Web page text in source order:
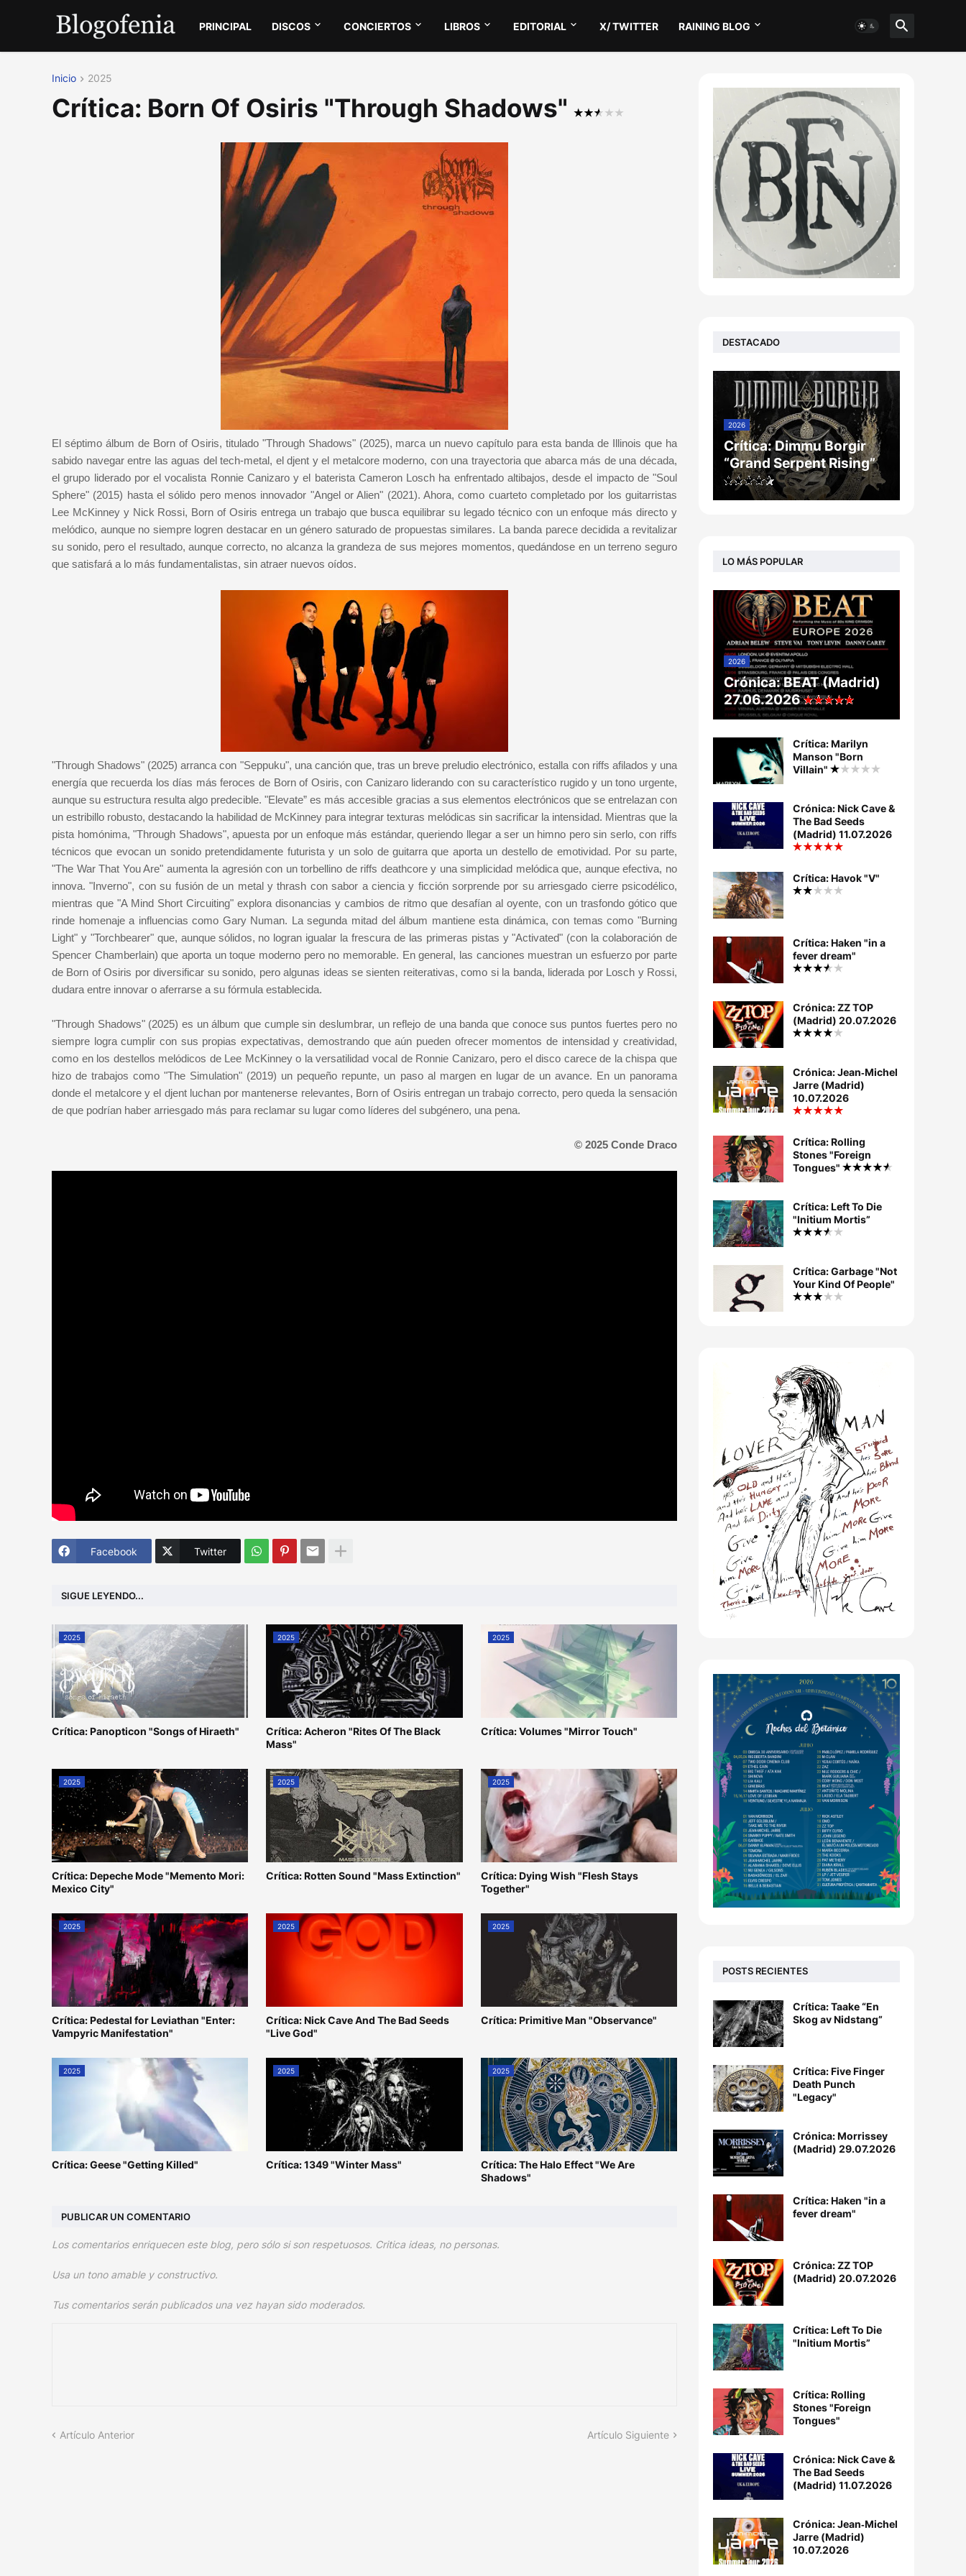
PRINCIPAL DISCOS CONCIERTOS LIBROS EDITORIAL X/ TWITTER RAINING BLOG
Inicio 2025
Crítica: Born Of Osiris "Through Shadows"
El séptimo álbum de Born of Osiris, titulado "Through Shadows" (2025), marca un nuevo capítulo para esta banda de Illinois que ha
sabido navegar entre las aguas del tech-metal, el djent y el metalcore moderno, con una trayectoria que abarca más de una década,
el grupo liderado por el vocalista Ronnie Canizaro y el baterista Cameron Losch ha enfrentado altibajos, desde el impacto de "Soul
Sphere" (2015) hasta el sólido pero menos innovador "Angel or Alien" (2021). Ahora, como cuarteto completado por los guitarristas
Lee McKinney y Nick Rossi, Born of Osiris entrega un trabajo que busca equilibrar su legado técnico con un enfoque más directo y
melódico, aunque no siempre logren destacar en un género saturado de propuestas similares. La banda parece decidida a revitalizar
su sonido, pero el resultado, aunque correcto, no alcanza la grandeza de sus mejores momentos, quedándose en un terreno seguro
que satisfará a lo más fundamentalistas, sin atraer nuevos oídos.
"Through Shadows" (2025) arranca con "Seppuku", una canción que, tras un breve preludio electrónico, estalla con riffs afilados y una
energía que recuerda los días más feroces de Born of Osiris, con Canizaro liderando con su característico rugido y un tono urgente,
aunque su estructura resulta algo predecible. "Elevate” es más accesible gracias a sus elementos electrónicos que se entrelazan con
un estribillo robusto, destacando la habilidad de McKinney para integrar texturas melódicas sin sacrificar la intensidad. Mientras que la
pista homónima, "Through Shadows", apuesta por un enfoque más estándar, queriendo llegar a ser un himno pero sin serlo, con riffs
técnicos que evocan un sonido pretendidamente futurista y un solo de guitarra que aporta un destello de emotividad. Por su parte,
"The War That You Are" aumenta la agresión con un torbellino de riffs deathcore y una simplicidad melódica que, aunque efectiva, no
innova. "Inverno", con su fusión de un metal y thrash con sabor a ciencia y ficción sorprende por su arriesgado cierre psicodélico,
mientras que "A Mind Short Circuiting" explora disonancias y cambios de ritmo que desafían al oyente, con un trasfondo gótico que
rinde homenaje a influencias como Gary Numan. La segunda mitad del álbum mantiene esta dinámica, con temas como "Burning
Light" y "Torchbearer" que, aunque sólidos, no logran igualar la frescura de las primeras pistas y "Activated" (con la colaboración de
Spencer Chamberlain) que aporta un toque moderno pero no memorable. En general, las canciones muestran un esfuerzo por parte
de Born of Osiris por diversificar su sonido, pero algunas ideas se sienten reiterativas, como si la banda, liderada por Losch y Rossi,
dudara entre innovar o aferrarse a su fórmula establecida.
"Through Shadows" (2025) es un álbum que cumple sin deslumbrar, un reflejo de una banda que conoce sus puntos fuertes pero no
siempre logra cumplir con sus propias expectativas, demostrando que aún pueden ofrecer momentos de intensidad y creatividad,
como en los destellos melódicos de Lee McKinney o la versatilidad vocal de Ronnie Canizaro, pero el disco carece de la chispa que
hizo de trabajos como "The Simulation" (2019) un pequeño repunte, un paso al margen en lugar de un avance. En un panorama
donde el metalcore y el djent luchan por mantenerse relevantes, Born of Osiris entregan un trabajo correcto, pero queda la sensación
de que podrían haber arriesgado más para reclamar su lugar como líderes del subgénero, una pena.
© 2025 Conde Draco
Facebook Twitter
SIGUE LEYENDO...
2025
Crítica: Panopticon "Songs of Hiraeth"
2025
Crítica: Acheron "Rites Of The Black
Mass"
2025
Crítica: Volumes "Mirror Touch"
2025
Crítica: Depeche Mode "Memento Mori:
Mexico City"
2025
Crítica: Rotten Sound "Mass Extinction"
2025
Crítica: Dying Wish "Flesh Stays
Together"
2025
Crítica: Pedestal for Leviathan "Enter:
Vampyric Manifestation"
2025
Crítica: Nick Cave And The Bad Seeds
"Live God"
2025
Crítica: Primitive Man "Observance"
2025
Crítica: Geese "Getting Killed"
2025
Crítica: 1349 "Winter Mass"
2025
Crítica: The Halo Effect "We Are
Shadows"
PUBLICAR UN COMENTARIO
Los comentarios enriquecen este blog, pero sólo si son respetuosos. Critica ideas, no personas.
Usa un tono amable y constructivo.
Tus comentarios serán publicados una vez hayan sido moderados.
Artículo Anterior Artículo Siguiente
DESTACADO
2026
Crítica: Dimmu Borgir
“Grand Serpent Rising”
LO MÁS POPULAR
2026
Crónica: BEAT (Madrid)
27.06.2026
Crítica: Marilyn
Manson "Born
Villain"
Crónica: Nick Cave &
The Bad Seeds
(Madrid) 11.07.2026
Crítica: Havok "V"
Crítica: Haken "in a
fever dream"
Crónica: ZZ TOP
(Madrid) 20.07.2026
Crónica: Jean‐Michel
Jarre (Madrid)
10.07.2026
Crítica: Rolling
Stones "Foreign
Tongues"
Crítica: Left To Die
"Initium Mortis”
Crítica: Garbage "Not
Your Kind Of People"
POSTS RECIENTES
Crítica: Taake “En
Skog av Nidstang”
Crítica: Five Finger
Death Punch
"Legacy"
Crónica: Morrissey
(Madrid) 29.07.2026
Crítica: Haken "in a
fever dream"
Crónica: ZZ TOP
(Madrid) 20.07.2026
Crítica: Left To Die
"Initium Mortis”
Crítica: Rolling
Stones "Foreign
Tongues"
Crónica: Nick Cave &
The Bad Seeds
(Madrid) 11.07.2026
Crónica: Jean‐Michel
Jarre (Madrid)
10.07.2026